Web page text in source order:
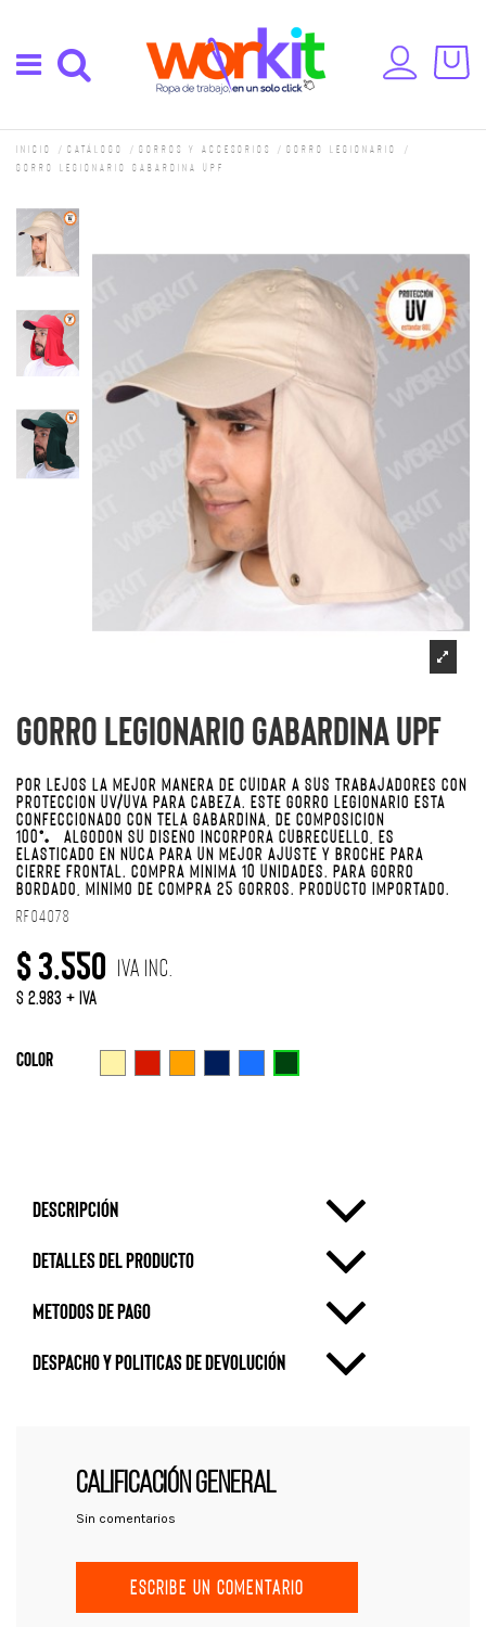
Inicio Catálogo Gorros y accesorios
Gorro Legionario
Gorro Legionario gabardina UPF
Gorro Legionario gabardina UPF
POR LEJOS LA MEJOR MANERA DE CUIDAR A SUS TRABAJADORES CON
PROTECCIÓN UV/UVA PARA CABEZA. ESTE GORRO LEGIONARIO ESTA
CONFECCIONADO CON TELA GABARDINA, DE COMPOSICIÓN
100% ALGODÓN SU DISEÑO INCORPORA CUBRECUELLO, ES
ELASTICADO EN NUCA PARA UN MEJOR AJUSTE Y BROCHE PARA
CIERRE FRONTAL. COMPRA MÍNIMA 10 UNIDADES. PARA GORRO
BORDADO, MÍNIMO DE COMPRA 25 GORROS. PRODUCTO IMPORTADO.
RF04078
$ 3.550 IVA Inc.
$ 2.983 + IVA
Color
Descripción
Detalles del producto
metodos de pago
Despacho y politicas de devolución
CALIFICACIÓN GENERAL
Sin comentarios
ESCRIBE UN COMENTARIO